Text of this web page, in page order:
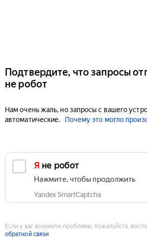
Подтвердите, что запросы
не робот
Нам очень жаль, но запросы с вашего
автоматические.
Почему это могло
Я не робот
Нажмите, чтобы продолжить
Yandex SmartCaptcha
Если у вас возникли проблемы, пожалуйста,
обратной связи